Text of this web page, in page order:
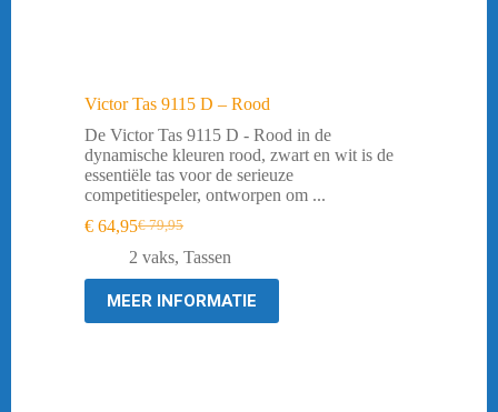
Victor Tas 9115 D – Rood
De Victor Tas 9115 D - Rood in de
dynamische kleuren rood, zwart en wit is de
essentiële tas voor de serieuze
competitiespeler, ontworpen om ...
€79,95
Oorspronkelijke
prijs
was:
€ 79,95.
€ 64,95Huidige
prijs
is:
€ 64,95.
2 vaks, Tassen
MEER INFORMATIE